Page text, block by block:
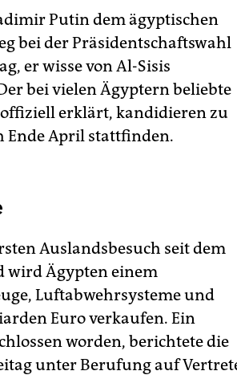
Putin dem ägyptischen
bei der Präsidentschaftswahl
er wisse von Al-Sisis
bei vielen Ägyptern beliebte
erklärt, kandidieren zu
Ende April stattfinden.
Auslandsbesuch seit dem
wird Ägypten einem
Luftabwehrsysteme und
Euro verkaufen. Ein
worden, berichtete die
unter Berufung auf